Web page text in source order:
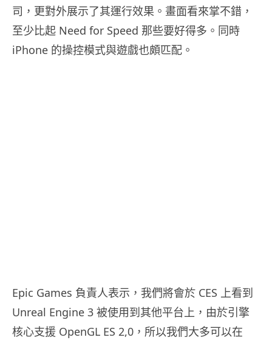
司，更對外展示了其運行效果。畫面看來掌不錯，
至少比起 Need for Speed 那些要好得多。同時
iPhone 的操控模式與遊戲也頗匹配。
Epic Games 負責人表示，我們將會於 CES 上看到
Unreal Engine 3 被使用到其他平台上，由於引擎
核心支援 OpenGL ES 2,0，所以我們大多可以在